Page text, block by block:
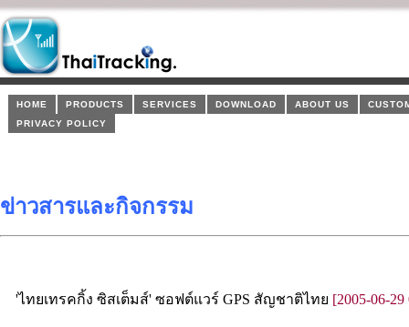
HOME PRODUCTS SERVICES DOWNLOAD ABOUT US
PRIVACY POLICY
ข่าวสารและกิจกรรม
'ไทยเทรคกิ้ง ซิสเต็มส์' ซอฟต์แวร์ GPS สัญชาติไทย [2005-06-29